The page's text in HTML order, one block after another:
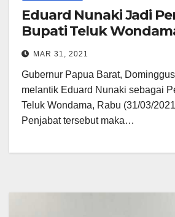
Eduard Nunaki Jadi
Bupati Teluk
MAR 31, 2021
Gubernur Papua Barat,
melantik Eduard Nunaki sebagai
Teluk Wondama, Rabu (31/03/
Penjabat tersebut maka…